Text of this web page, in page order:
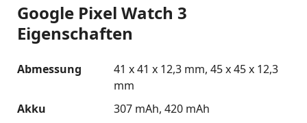
Google Pixel Watch 3
Eigenschaften
Abmessung 41 x 41 x 12,3 mm 45 x 45 x 12,3
mm
Akku
307 mAh 420 mAh